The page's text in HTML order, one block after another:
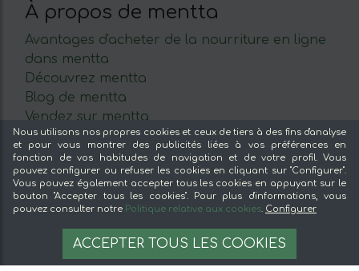
AJOUTER À LA LISTE
À propos de mentta
Avantages d'acheter de la nourriture en ligne
dans mentta
Découvrez mentta
Blog de mentta
Vendez sur mentta
Loyauté
Foire aux questions
Légal
Mentions légales
Conditions générales
Nous utilisons nos propres cookies et ceux de tiers à des fins d'analyse
et pour vous montrer des publicités liées à vos préférences en
fonction de vos habitudes de navigation et de votre profil. Vous
pouvez configurer ou refuser les cookies en cliquant sur "Configurer".
Vous pouvez également accepter tous les cookies en appuyant sur le
bouton "Accepter tous les cookies". Pour plus d'informations, vous
pouvez consulter notre Politique relative aux cookies. Configurer
ACCEPTER TOUS LES COOKIES